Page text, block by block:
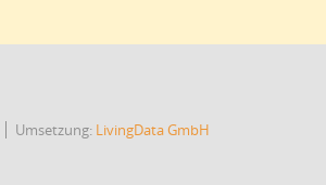
Umsetzung: LivingData GmbH